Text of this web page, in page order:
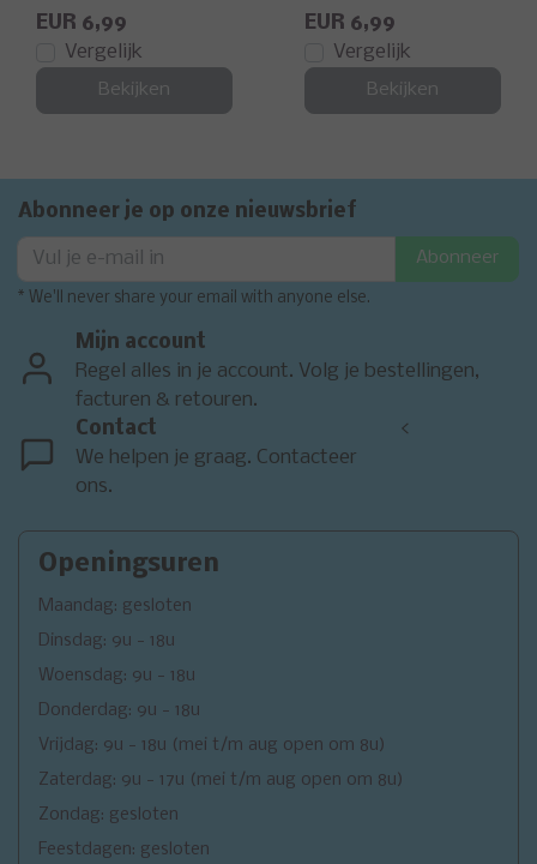
EUR 6,99
Vergelijk
Bekijken
EUR 6,99
Vergelijk
Bekijken
Abonneer je op onze nieuwsbrief
Abonneer
* We'll never share your email with anyone else.
Mijn account
Regel alles in je account. Volg je bestellingen,
facturen & retouren.
Contact
We helpen je graag. Contacteer
ons.
<
Openingsuren
Maandag: gesloten
Dinsdag: 9u - 18u
Woensdag: 9u - 18u
Donderdag: 9u - 18u
Vrijdag: 9u - 18u (mei t/m aug open om 8u)
Zaterdag: 9u - 17u (mei t/m aug open om 8u)
Zondag: gesloten
Feestdagen: gesloten